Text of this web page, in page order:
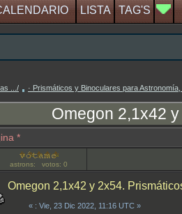
LISTA TAG'S
.../ · Prismáticos y Binoculares para
Omegon 2,1x42
*
astrons: votos: 0
Omegon 2,1x42 y 2x54.
« : Vie, 23 Dic 2022, 11:16 UTC »